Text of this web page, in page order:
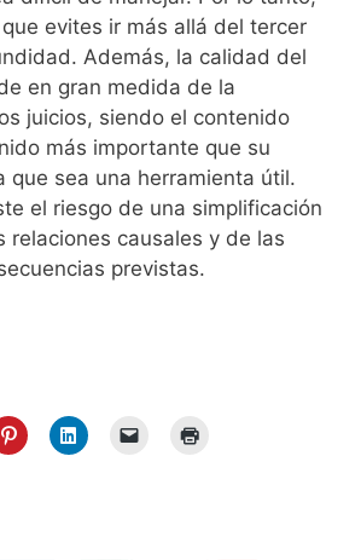
evites ir más allá del tercer
Además, la calidad del
en gran medida de la
juicios, siendo el contenido
más importante que su
que sea una herramienta útil.
el riesgo de una simplificación
relaciones causales y de las
previstas.